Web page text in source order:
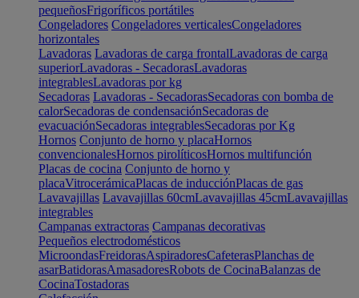
pequeñosFrigoríficos portátiles
Congeladores Congeladores verticalesCongeladores
horizontales
Lavadoras Lavadoras de carga frontalLavadoras de carga
superiorLavadoras - SecadorasLavadoras
integrablesLavadoras por kg
Secadoras Lavadoras - SecadorasSecadoras con bomba de
calorSecadoras de condensaciónSecadoras de
evacuaciónSecadoras integrablesSecadoras por Kg
Hornos Conjunto de horno y placaHornos
convencionalesHornos pirolíticosHornos multifunción
Placas de cocina Conjunto de horno y
placaVitrocerámicaPlacas de inducciónPlacas de gas
Lavavajillas Lavavajillas 60cmLavavajillas 45cmLavavajillas
integrables
Campanas extractoras Campanas decorativas
Pequeños electrodomésticos
MicroondasFreidorasAspiradoresCafeterasPlanchas de
asarBatidorasAmasadoresRobots de CocinaBalanzas de
CocinaTostadoras